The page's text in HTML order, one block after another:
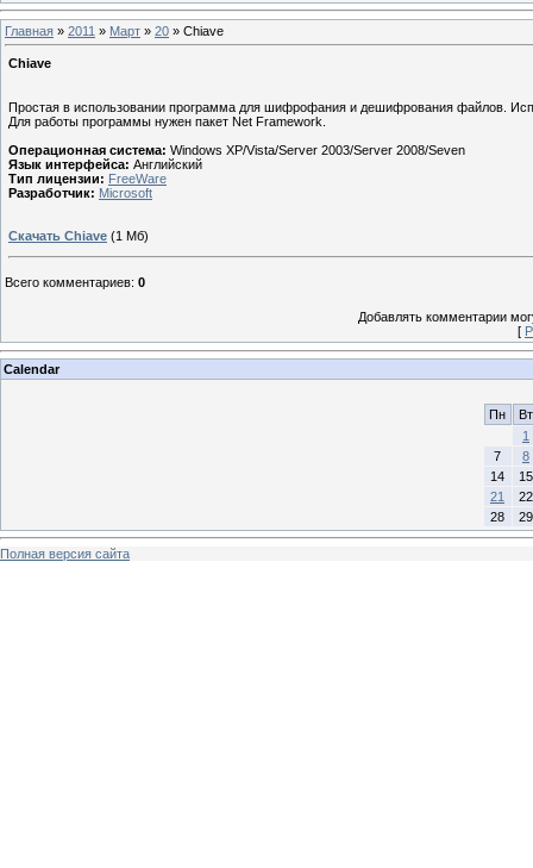
Главная » 2011 » Март » 20 » Chiave
Chiave
Простая в использовании программа для шифрофания и дешифрования файлов.
Для работы программы нужен пакет Net Framework.
Операционная система: Windows XP/Vista/Server 2003/Server 2008/Seven
Язык интерфейса: Английский
Тип лицензии: FreeWare
Разработчик: Microsoft
Скачать Chiave (1 Мб)
Всего комментариев: 0
Добавлять комментарии
[
Calendar
Пн
Вт
1
7
8
14
15
21
22
28
29
Полная версия сайта